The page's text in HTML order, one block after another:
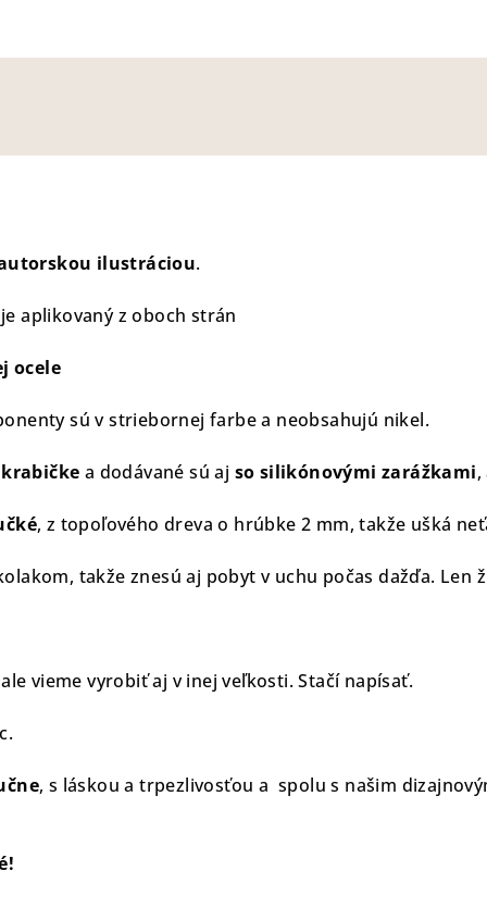
ilustráciou.
aplikovaný z oboch strán
ocele
sú v striebornej farbe a neobsahujú nikel.
a dodávané sú aj so silikónovými zarážkami
, z topoľového dreva o hrúbke 2 mm, takže ušká
takže znesú aj pobyt v uchu počas dažďa. Len
vieme vyrobiť aj v inej veľkosti. Stačí napísať.
, s láskou a trpezlivosťou a spolu s našim